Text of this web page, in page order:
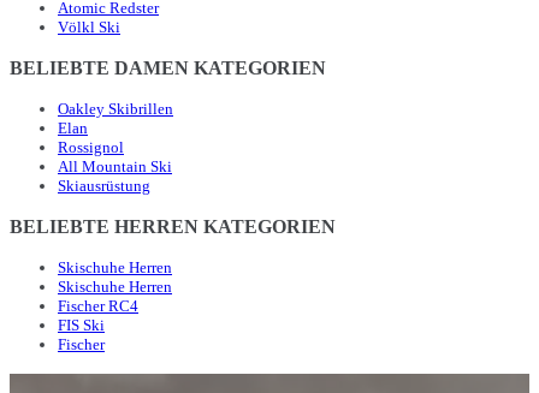
Atomic Redster
Völkl Ski
BELIEBTE DAMEN KATEGORIEN
Oakley Skibrillen
Elan
Rossignol
All Mountain Ski
Skiausrüstung
BELIEBTE HERREN KATEGORIEN
Skischuhe Herren
Skischuhe Herren
Fischer RC4
FIS Ski
Fischer